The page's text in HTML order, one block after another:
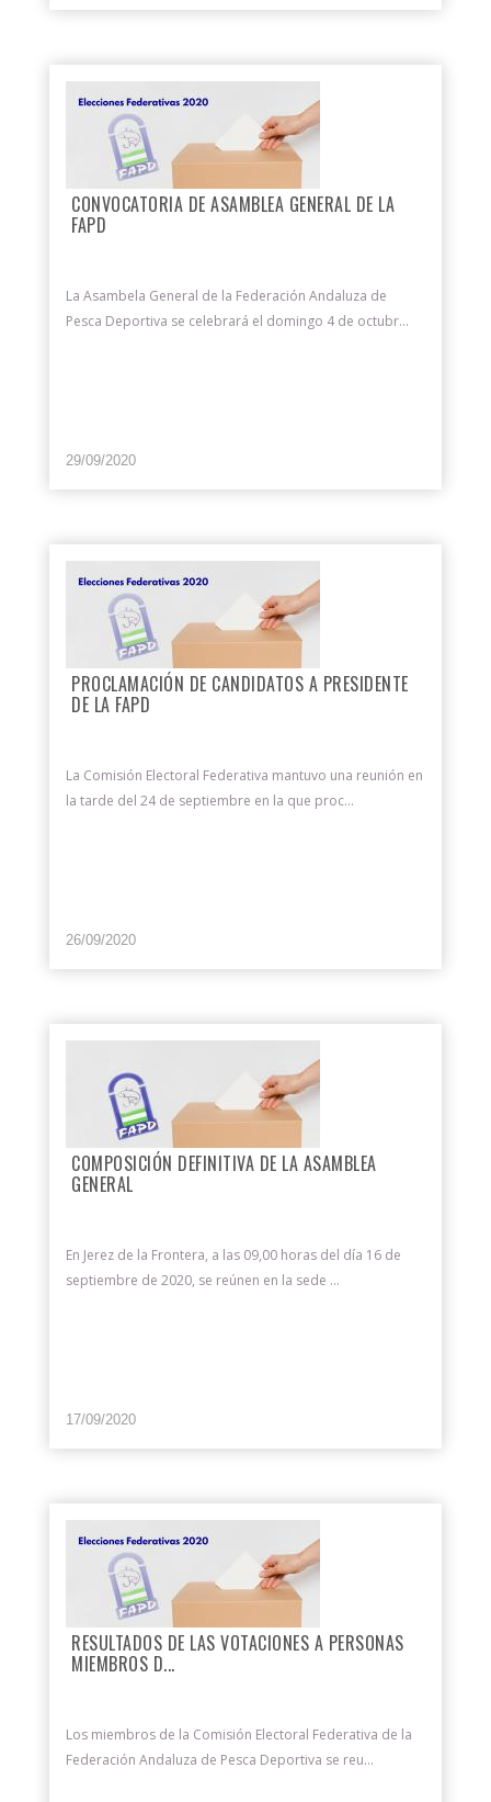
CONVOCATORIA DE ASAMBLEA GENERAL DE LA
FAPD
La Asambela General de la Federación Andaluza de
Pesca Deportiva se celebrará el domingo 4 de octubr...
29/09/2020
PROCLAMACIÓN DE CANDIDATOS A PRESIDENTE
DE LA FAPD
La Comisión Electoral Federativa mantuvo una reunión en
la tarde del 24 de septiembre en la que proc...
26/09/2020
COMPOSICIÓN DEFINITIVA DE LA ASAMBLEA
GENERAL
En Jerez de la Frontera, a las 09,00 horas del día 16 de
septiembre de 2020, se reúnen en la sede ...
17/09/2020
RESULTADOS DE LAS VOTACIONES A PERSONAS
MIEMBROS D...
Los miembros de la Comisión Electoral Federativa de la
Federación Andaluza de Pesca Deportiva se reu...